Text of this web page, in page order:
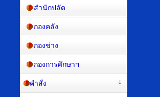
สำนักปลัด
กองคลัง
กองช่าง
กองการศึกษาฯ
คำสั่ง